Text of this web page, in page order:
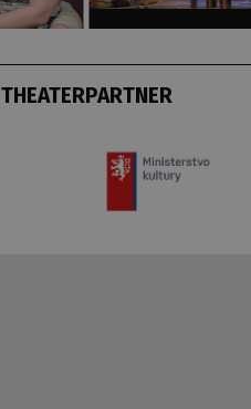
THEATERPARTNER